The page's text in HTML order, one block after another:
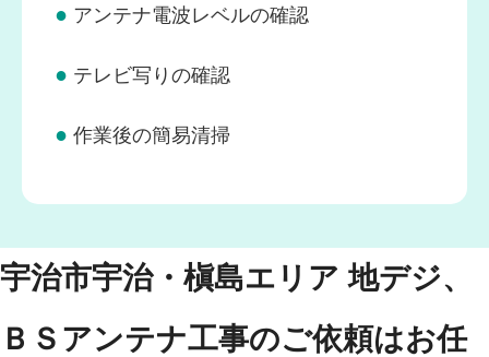
● アンテナ電波レベルの確認
● テレビ写りの確認
● 作業後の簡易清掃
宇治市宇治・槇島エリア 地デジ、
ＢＳアンテナ工事のご依頼はお任